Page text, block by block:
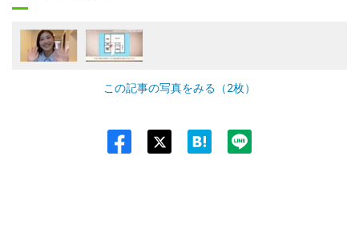
この記事の写真をみる（2枚）